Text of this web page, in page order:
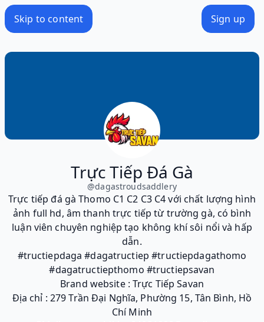
Skip to content Sign up
Trực Tiếp Đá Gà
@dagastroudsaddlery
Trực tiếp đá gà Thomo C1 C2 C3 C4 với chất lượng hình
ảnh full hd, âm thanh trực tiếp từ trường gà, có bình
luận viên chuyên nghiệp tạo không khí sôi nổi và hấp
dẫn.
#tructiepdaga #dagatructiep #tructiepdagathomo
#dagatructiepthomo #tructiepsavan
Brand website : Trực Tiếp Savan
Địa chỉ : 279 Trần Đại Nghĩa, Phường 15, Tân Bình, Hồ
Chí Minh